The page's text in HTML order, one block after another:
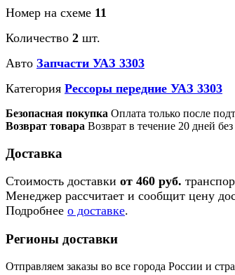
Номер на схеме 11
Количество 2 шт.
Авто Запчасти УАЗ 3303
Категория Рессоры передние УАЗ 3303
Безопасная покупка Оплата только после
Возврат товара Возврат в течение 20 дней
Доставка
Стоимость доставки от 460 руб.
Менеджер рассчитает и сообщит цену
Подробнее о доставке.
Регионы доставки
Отправляем заказы во все города России и